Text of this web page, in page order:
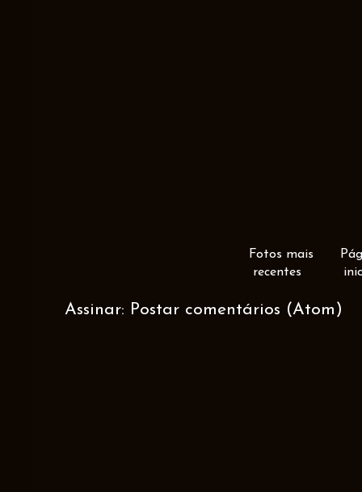
Fotos mais
recentes
Assinar: Postar comentários (Atom)